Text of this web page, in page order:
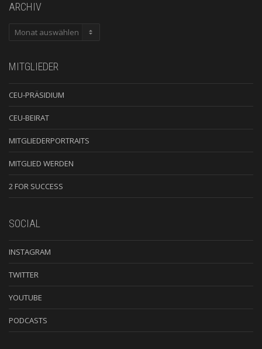
ARCHIV
ARCHIV
MITGLIEDER
CEU-PRÄSIDIUM
CEU-BEIRAT
MITGLIEDERPORTRAITS
MITGLIED WERDEN
2 FOR SUCCESS
SOCIAL
INSTAGRAM
TWITTER
YOUTUBE
PODCASTS